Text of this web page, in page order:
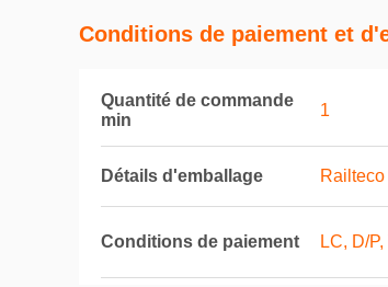
Conditions de paiement et
Quantité de commande
min
1
Détails d'emballage
Conditions de paiement LC, D/